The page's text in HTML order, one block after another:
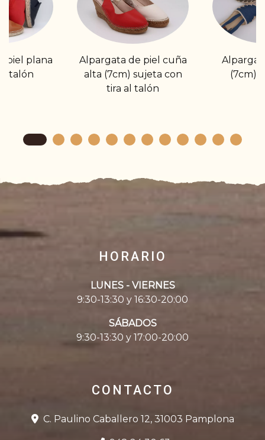
piel plana
talón
Alpargata de piel cuña
alta (7cm) sujeta con
tira al talón
(7cm)
HORARIO
LUNES - VIERNES
9:30-13:30 y 16:30-20:00
SÁBADOS
9:30-13:30 y 17:00-20:00
CONTACTO
C. Paulino Caballero 12, 31003 Pamplona